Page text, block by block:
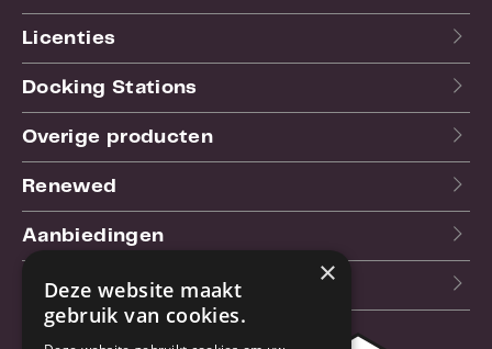
Licenties
Docking Stations
Overige producten
Renewed
Aanbiedingen
Blog ×
Deze website maakt
gebruik van cookies.